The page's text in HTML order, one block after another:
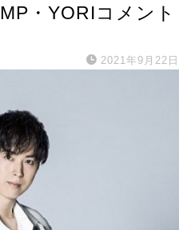
・YORIコメント
2021年9月22日